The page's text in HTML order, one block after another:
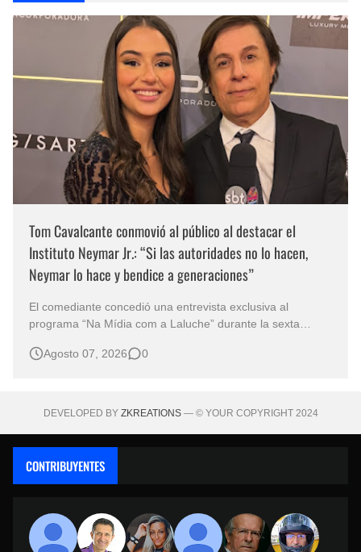
Tom Cavalcante conmovió al público al destacar el
Instituto Neymar Jr.: “Si las autoridades no lo hacen,
Neymar lo hace y bendice a generaciones”
El comediante concedió una entrevista exclusiva al
programa “Na Mídia com a Laluche” durante la sexta
eventos benéficos más importantes de Brasil. En medio del
Agosto 07, 2026 0
DEVELOPED BY ZKREATIONS— © YOUR COPYRIGHT 2024
CONTRIBUYENTES